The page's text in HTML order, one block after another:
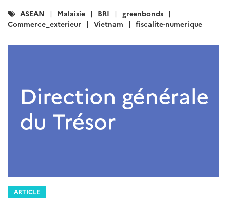
Catégories
:
ASEAN Malaisie BRI
greenbonds
Commerce_exterieur
Vietnam fiscalite-numerique
ARTICLE